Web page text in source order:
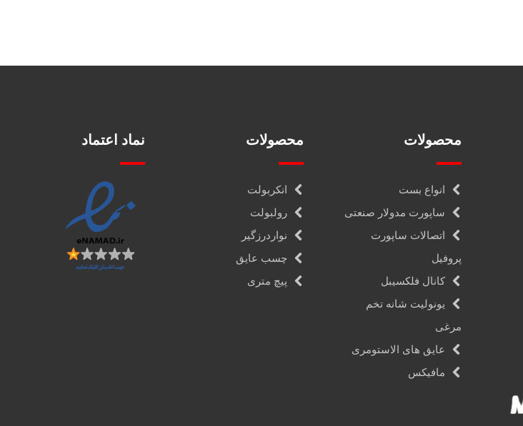
محصولات
انواع بست
ساپورت مدولار صنعتی
اتصالات ساپورت
پروفیل
کانال فلکسیبل
یونولیت شانه تخم
مرغی
عایق های الاستومری
مافیکس
محصولات
انکربولت
رولبولت
نواردرزگیر
چسب عایق
پیچ متری
نماد اعتماد